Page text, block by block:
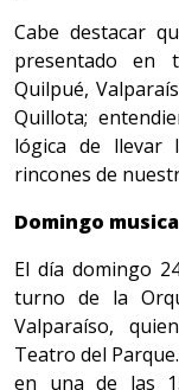
Cabe destacar
presentado en
Quilpué,
Quillota;
lógica de
rincones de
Domingo
El día domingo
turno de la
Valparaíso,
Teatro del
en una de las